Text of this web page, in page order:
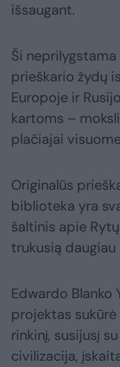
išsaugant.
Ši
prieškario žydų
Europoje ir
kartoms –
plačiajai
Originalūs
biblioteka yra
šaltinis apie
trukusią
Edwardo Blanko
projektas
rinkinį, susijusį
civilizacija,